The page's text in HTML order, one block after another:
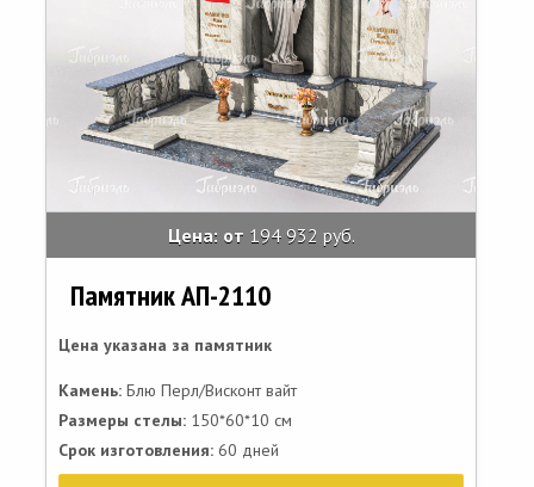
Цена: от 194 932 руб.
Памятник АП-2110
Цена указана за памятник
Камень: Блю Перл/Висконт вайт
Размеры стелы: 150*60*10 см
Срок изготовления: 60 дней